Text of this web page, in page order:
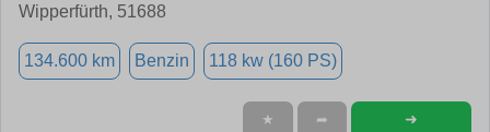
Wipperfürth, 51688
134.600 km Benzin 118 kw (160 PS)
★ ➦ ➜